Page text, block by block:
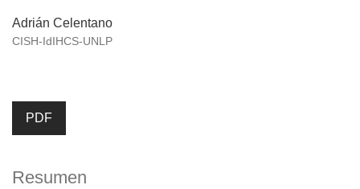
Adrián Celentano
CISH-IdIHCS-UNLP
PDF
Resumen